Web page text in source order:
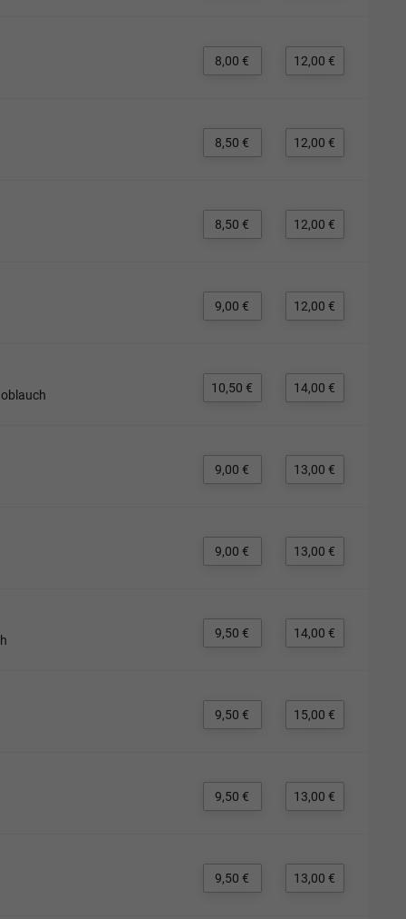
8,00 € 12,00 €
8,50 € 12,00 €
8,50 € 12,00 €
9,00 € 12,00 €
10,50 € 14,00 €
9,00 € 13,00 €
9,00 € 13,00 €
9,50 € 14,00 €
9,50 € 15,00 €
9,50 € 13,00 €
9,50 € 13,00 €